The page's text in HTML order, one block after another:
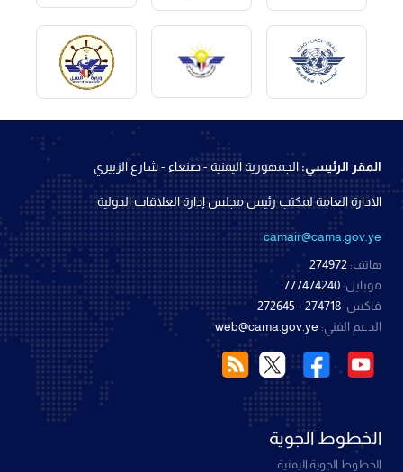
المقر الرئيسي:الجمهورية اليمنية - صنعاء - شارع الزبيري
الادارة العامة لمكتب رئيس مجلس إدارة العلاقات الدولية
camair@cama.gov.ye
هاتف: 274972
موبايل: 777474240
فاكس: 274718 - 272645
الدعم الفني: web@cama.gov.ye
الخطوط الجوية
الخطوط الجوية اليمنية